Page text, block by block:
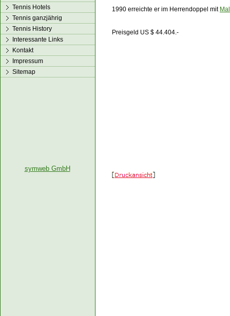
1990 erreichte er im Herrendoppel mit
Preisgeld US $ 44.404.-
Tennis Hotels
Tennis ganzjährig
Tennis History
Interessante Links
Kontakt
Impressum
Sitemap
symweb GmbH